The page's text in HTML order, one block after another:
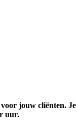
jouw cliënten.
uur.